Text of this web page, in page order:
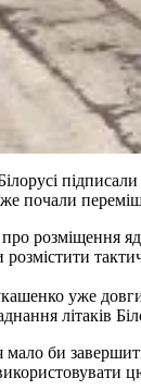
почали
розміщення
уже
літаків
би